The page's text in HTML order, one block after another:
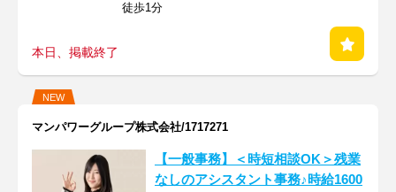
徒歩1分
本日、掲載終了
NEW
マンパワーグループ株式会社/1717271
【一般事務】＜時短相談OK＞残業
なしのアシスタント事務♪時給1600